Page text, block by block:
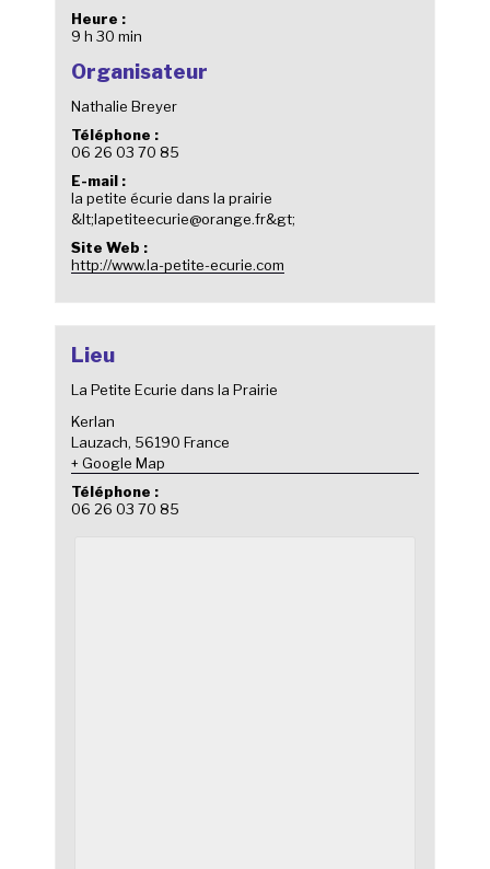
Heure :
9 h 30 min
Organisateur
Nathalie Breyer
Téléphone :
06 26 03 70 85
E-mail :
la petite écurie dans la prairie
&lt;lapetiteecurie@orange.fr&gt;
Site Web :
http://www.la-petite-ecurie.com
Lieu
La Petite Ecurie dans la Prairie
Kerlan
Lauzach, 56190 France
+ Google Map
Téléphone :
06 26 03 70 85